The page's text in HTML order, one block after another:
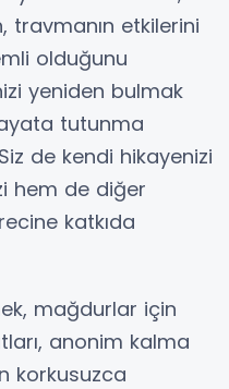
travmanın etkilerini
olduğunu
yeniden bulmak
tutunma
de kendi hikayenizi
hem de diğer
katkıda
mağdurlar için
anonim kalma
korkusuzca